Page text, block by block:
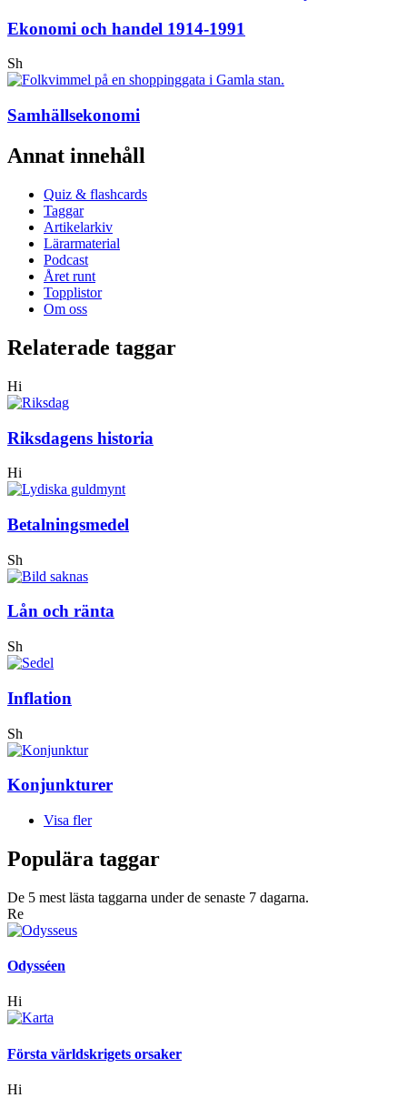
Ekonomi och handel 1914-1991
Sh
Samhällsekonomi
Annat innehåll
Quiz & flashcards
Taggar
Artikelarkiv
Lärarmaterial
Podcast
Året runt
Topplistor
Om oss
Relaterade taggar
Hi
Riksdagens historia
Hi
Betalningsmedel
Sh
Lån och ränta
Sh
Inflation
Sh
Konjunkturer
Visa fler
Populära taggar
De 5 mest lästa taggarna under de senaste 7 dagarna.
Re
Odysséen
Hi
Första världskrigets orsaker
Hi